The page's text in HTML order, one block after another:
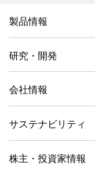
製品情報
研究・開発
会社情報
サステナビリティ
株主・投資家情報